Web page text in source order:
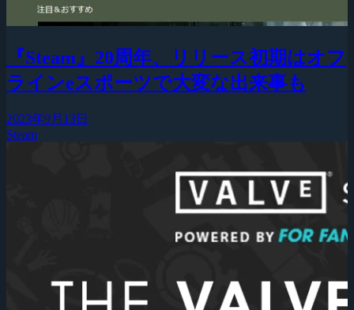
『Steam』20周年、リリース初期はオフ
ラインeスポーツで大変な出来事も
2023年9月13日
Steam